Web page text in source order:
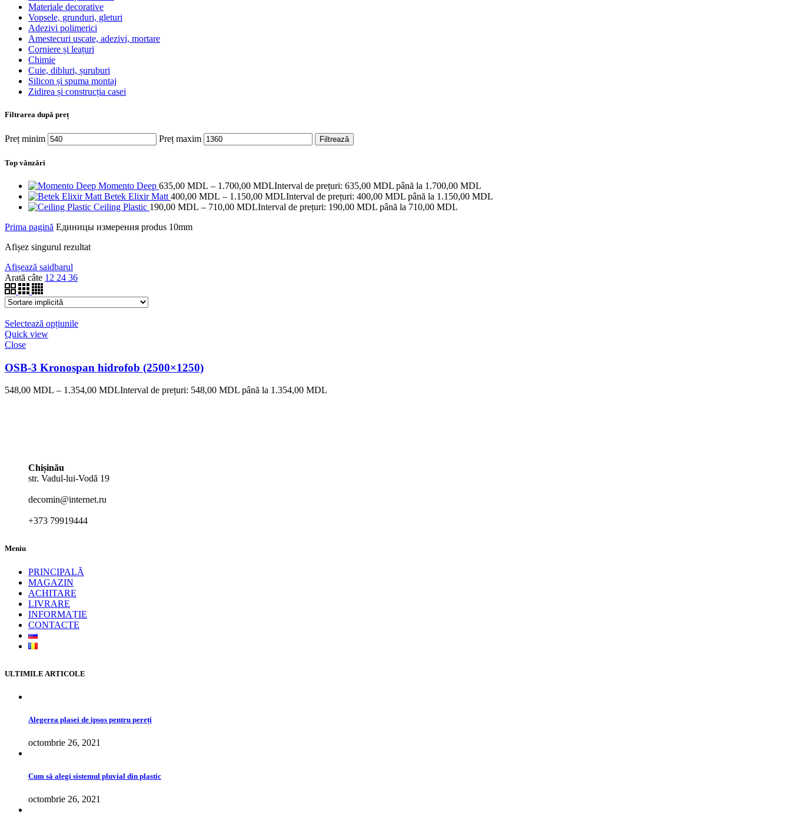
Materiale decorative
Vopsele, grunduri, gleturi
Adezivi polimerici
Amestecuri uscate, adezivi, mortare
Corniere și leațuri
Chimie
Cuie, dibluri, șuruburi
Silicon și spuma montaj
Zidirea și construcția casei
Filtrarea după preț
Preț minim Preț maxim Filtrează
Top vânzări
Momento Deep 635,00 MDL – 1.700,00 MDLInterval de prețuri: 635,00 MDL până la 1.700,00 MDL
Betek Elixir Matt 400,00 MDL – 1.150,00 MDLInterval de prețuri: 400,00 MDL până la 1.150,00 MDL
Ceiling Plastic 190,00 MDL – 710,00 MDLInterval de prețuri: 190,00 MDL până la 710,00 MDL
Prima pagină Единицы измерения produs 10mm
Afișez singurul rezultat
Afișează saidbarul
Arată câte 12 24 36
Selectează opțiunile
Quick view
Close
OSB-3 Kronospan hidrofob (2500×1250)
548,00 MDL – 1.354,00 MDLInterval de prețuri: 548,00 MDL până la 1.354,00 MDL
Chișinău
str. Vadul-lui-Vodă 19
decomin@internet.ru
+373 79919444
Meniu
PRINCIPALĂ
MAGAZIN
ACHITARE
LIVRARE
INFORMAȚIE
CONTACTE
ULTIMILE ARTICOLE
Alegerea plasei de ipsos pentru pereți
octombrie 26, 2021
Cum să alegi sistemul pluvial din plastic
octombrie 26, 2021